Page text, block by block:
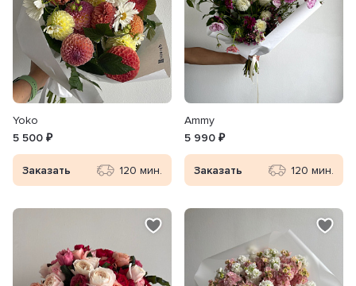
Yoko
5 500 ₽
Заказать 120 мин.
Ammy
5 990 ₽
Заказать 120 мин.